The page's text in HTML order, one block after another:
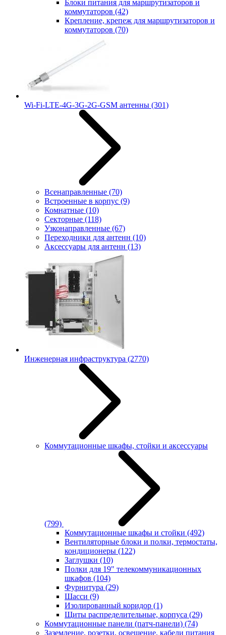
Блоки питания для маршрутизаторов и
коммутаторов (42)
Крепление, крепеж для маршрутизаторов и
коммутаторов (70)
Wi-Fi-LTE-4G-3G-2G-GSM антенны (301)
Всенаправленные (70)
Встроенные в корпус (9)
Комнатные (10)
Секторные (118)
Узконаправленные (67)
Переходники для антенн (10)
Аксессуары для антенн (13)
Инженерная инфраструктура (2770)
Коммутационные шкафы, стойки и аксессуары
(799)
Коммутационные шкафы и стойки (492)
Вентиляторные блоки и полки, термостаты,
кондиционеры (122)
Заглушки (10)
Полки для 19" телекоммуникационных
шкафов (104)
Фурнитура (29)
Шасси (9)
Изолированный коридор (1)
Щиты распределительные, корпуса (29)
Коммутационные панели (патч-панели) (74)
Заземление, розетки, освещение, кабели питания